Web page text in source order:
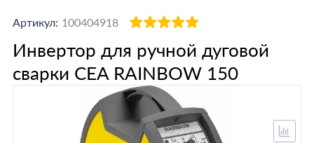
Артикул: 100404918
Инвертор для ручной дуговой
сварки CEA RAINBOW 150